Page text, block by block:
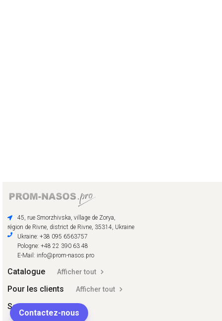
45, rue Smorzhivska, village de Zorya,
région de Rivne, district de Rivne, 35314, Ukraine
Ukraine: +38 095 6563757
Pologne: +48 22 390 63 48
E-Mail: info@prom-nasos.pro
Catalogue Afficher tout
Pour les clients Afficher tout
Social
Contactez-nous